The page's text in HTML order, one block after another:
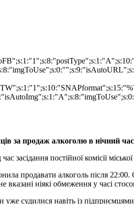
за продаж алкоголю в нічний
засідання постійної комісії
продавати алкоголь після 22:00.
вказані ніякі обмеження у часі
уже судилися навіть із